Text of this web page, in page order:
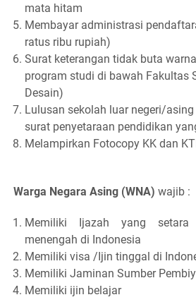
mata hitam
Membayar administrasi
ratus ribu rupiah)
Surat keterangan tidak buta
program studi di bawah Fakultas
Desain)
Lulusan sekolah luar negeri/
surat penyetaraan pendidikan
Melampirkan Fotocopy KK dan
Warga Negara Asing (WNA) wajib :
Memiliki Ijazah yang setara
menengah di Indonesia
Memiliki visa /Ijin tinggal di
Memiliki Jaminan Sumber
Memiliki ijin belajar